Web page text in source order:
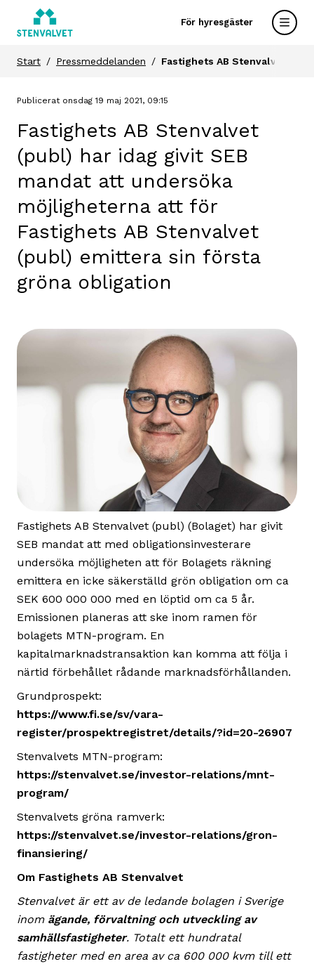
För hyresgäster
Start Pressmeddelanden Fastighets AB Stenvalvet
Publicerat onsdag 19 maj 2021, 09:15
Fastighets AB Stenvalvet
(publ) har idag givit SEB
mandat att undersöka
möjligheterna att för
Fastighets AB Stenvalvet
(publ) emittera sin första
gröna obligation
Fastighets AB Stenvalvet (publ) (Bolaget) har givit
SEB mandat att med obligationsinvesterare
undersöka möjligheten att för Bolagets räkning
emittera en icke säkerställd grön obligation om ca
SEK 600 000 000 med en löptid om ca 5 år.
Emissionen planeras att ske inom ramen för
bolagets MTN-program. En
kapitalmarknadstransaktion kan komma att följa i
närtid förbehållet rådande marknadsförhållanden.
Grundprospekt:
https://www.fi.se/sv/vara-
register/prospektregistret/details/?id=20-26907
Stenvalvets MTN-program:
https://stenvalvet.se/investor-relations/mnt-
program/
Stenvalvets gröna ramverk:
https://stenvalvet.se/investor-relations/gron-
finansiering/
Om Fastighets AB Stenvalvet
Stenvalvet är ett av de ledande bolagen i Sverige
inom ägande, förvaltning och utveckling av
samhällsfastigheter. Totalt ett hundratal
fastigheter med en area av ca 600 000 kvm till ett